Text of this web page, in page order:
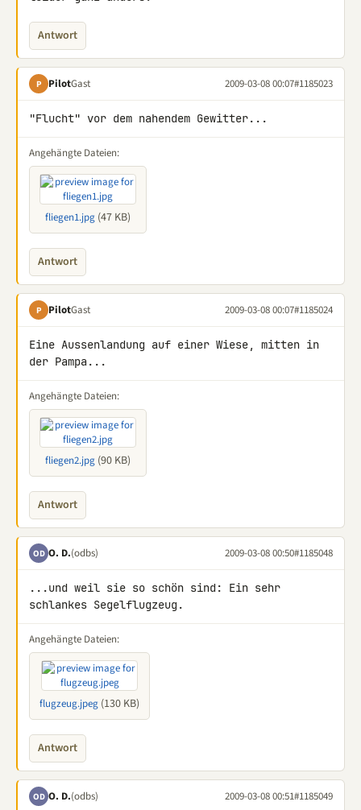
Antwort
P PilotGast 2009-03-08 00:07#1185023
"Flucht" vor dem nahendem Gewitter...
Angehängte Dateien:
fliegen1.jpg (47 KB)
Antwort
P PilotGast 2009-03-08 00:07#1185024
Eine Aussenlandung auf einer Wiese, mitten in
der Pampa...
Angehängte Dateien:
fliegen2.jpg (90 KB)
Antwort
OD O. D.(odbs) 2009-03-08 00:50#1185048
...und weil sie so schön sind: Ein sehr
schlankes Segelflugzeug.
Angehängte Dateien:
flugzeug.jpeg (130 KB)
Antwort
OD O. D.(odbs) 2009-03-08 00:51#1185049